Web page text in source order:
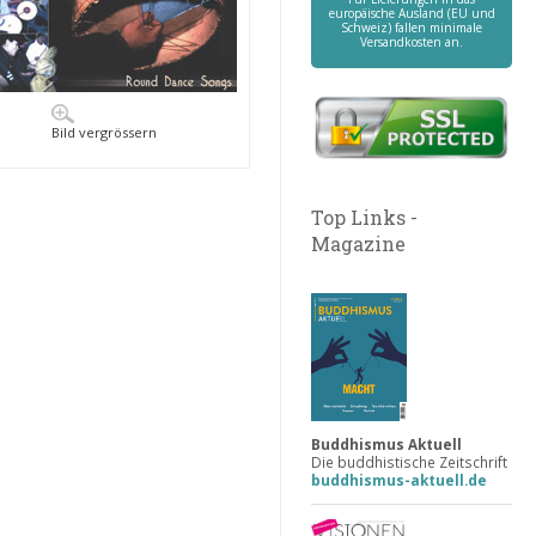
Bild vergrössern
europäische Ausland (EU und
Schweiz) fallen minimale
Versandkosten an.
Top Links -
Magazine
Buddhismus Aktuell
Die buddhistische Zeitschrift
buddhismus-aktuell.de